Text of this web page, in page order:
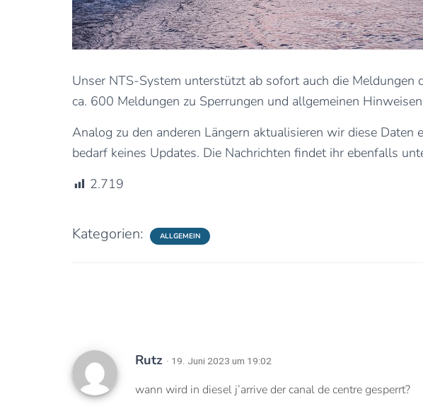
Unser NTS-System unterstützt ab sofort auch die Meldungen
ca. 600 Meldungen zu Sperrungen und allgemeinen
Analog zu den anderen Längern aktualisieren wir diese
bedarf keines Updates. Die Nachrichten findet ihr ebenfalls
2.719
Kategorien: ALLGEMEIN
Rutz · 19. Juni 2023 um 19:02
wann wird in diesel j’arrive der canal de centre gesperrt?